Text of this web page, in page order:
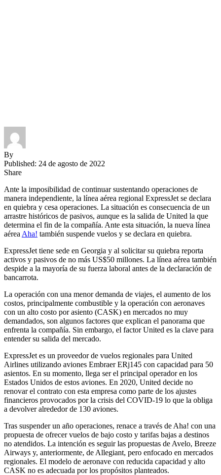
By
Published: 24 de agosto de 2022
Share
Ante la imposibilidad de continuar sustentando operaciones de
manera independiente, la línea aérea regional ExpressJet se declara
en quiebra y cesa operaciones. La situación es consecuencia de un
arrastre históricos de pasivos, aunque es la salida de United la que
determina el fin de la compañía. Ante esta situación, la nueva línea
aérea Aha! también suspende vuelos y se declara en quiebra.
ExpressJet tiene sede en Georgia y al solicitar su quiebra reporta
activos y pasivos de no más US$50 millones. La línea aérea también
despide a la mayoría de su fuerza laboral antes de la declaración de
bancarrota.
La operación con una menor demanda de viajes, el aumento de los
costos, principalmente combustible y la operación con aeronaves
con un alto costo por asiento (CASK) en mercados no muy
demandados, son algunos factores que explican el panorama que
enfrenta la compañía. Sin embargo, el factor United es la clave para
entender su salida del mercado.
ExpressJet es un proveedor de vuelos regionales para United
Airlines utilizando aviones Embraer ERj145 con capacidad para 50
asientos. En su momento, llega ser el principal operador en los
Estados Unidos de estos aviones. En 2020, United decide no
renovar el contrato con esta empresa como parte de los ajustes
financieros provocados por la crisis del COVID-19 lo que la obliga
a devolver alrededor de 130 aviones.
Tras suspender un año operaciones, renace a través de Aha! con una
propuesta de ofrecer vuelos de bajo costo y tarifas bajas a destinos
no atendidos. La intención es seguir las propuestas de Avelo, Breeze
Airways y, anteriormente, de Allegiant, pero enfocado en mercados
regionales. El modelo de aeronave con reducida capacidad y alto
CASK no es adecuada por los propósitos planteados.